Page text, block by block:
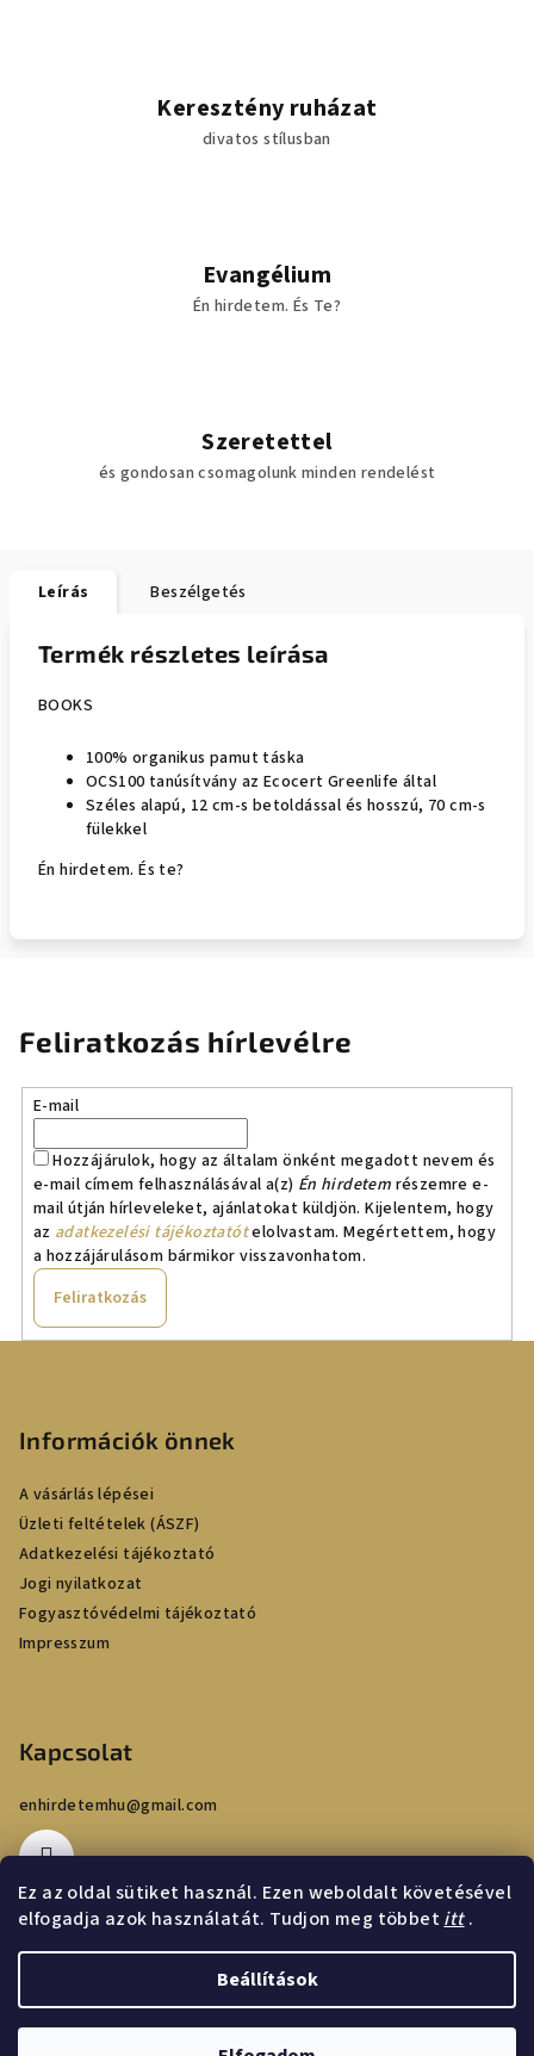
Ez az oldal sütiket használ. Ezen weboldalt követésével
elfogadja azok használatát. Tudjon meg többetitt.
Beállítások
Keresztény ruházat
divatos stílusban
Evangélium
Én hirdetem. És Te?
Szeretettel
és gondosan csomagolunk minden rendelést
Leírás Beszélgetés
Termék részletes leírása
BOOKS
100% organikus pamut táska
OCS100 tanúsítvány az Ecocert Greenlife által
Széles alapú, 12 cm-s betoldással és hosszú, 70 cm-s
fülekkel
Én hirdetem. És te?
Feliratkozás hírlevélre
E-mail
Hozzájárulok, hogy az általam önként megadott nevem és
e-mail címem felhasználásával a(z) Én hirdetem részemre e-
mail útján hírleveleket, ajánlatokat küldjön. Kijelentem, hogy
az adatkezelési tájékoztatótelolvastam. Megértettem, hogy
a hozzájárulásom bármikor visszavonhatom.
Feliratkozás
Információk önnek
A vásárlás lépései
Üzleti feltételek (ÁSZF)
Adatkezelési tájékoztató
Jogi nyilatkozat
Fogyasztóvédelmi tájékoztató
Impresszum
Kapcsolat
enhirdetemhu@gmail.com